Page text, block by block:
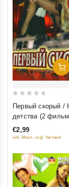
out
5
Первый скорый /
детства (2
€2,99
inkl. Mwst., zzgl. Versand